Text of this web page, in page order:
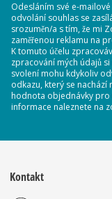
Odesláním své e-
odvolání souhlas se
srozuměn/a s tím, že mi
zaměřenou reklamu na
K tomuto účelu
zpracování mých údajů si
svolení mohu kdykoliv
odkazu, který se
hodnota objednávky pro
informace naleznete na
Kontakt